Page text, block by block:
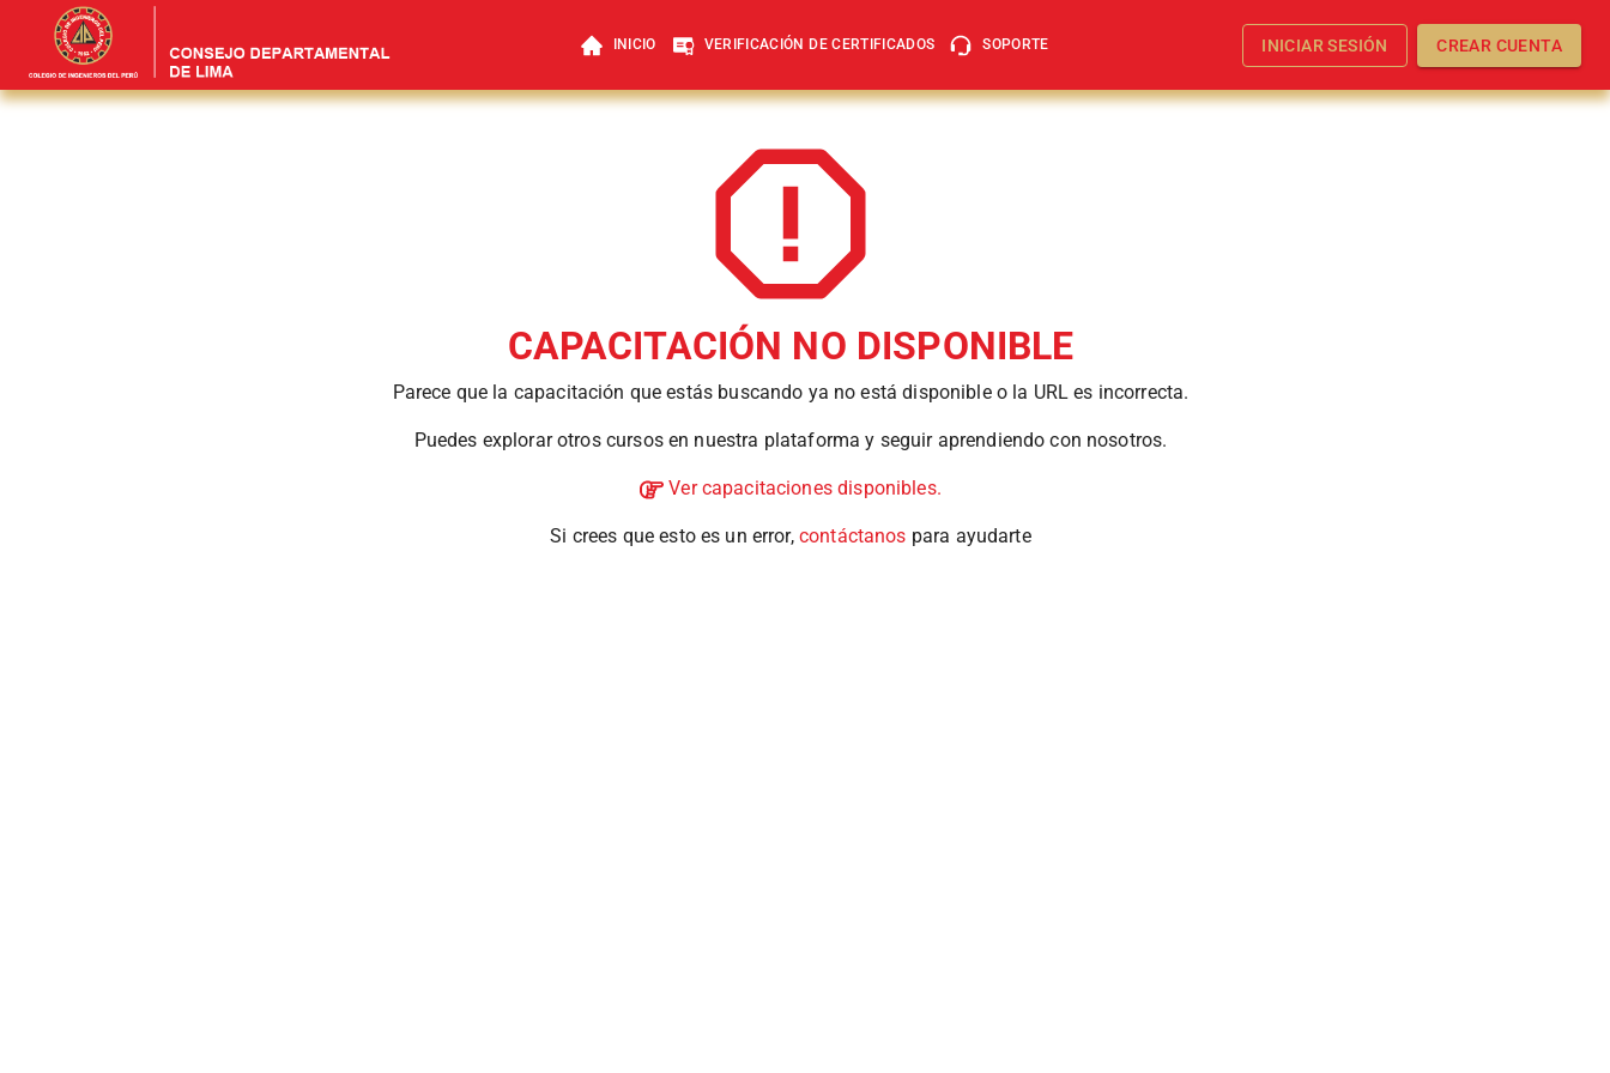
INICIO VERIFICACIÓN DE CERTIFICADOS SOPORTE INICIAR SESIÓN CREAR CUENTA
CAPACITACIÓN NO DISPONIBLE
Parece que la capacitación que estás buscando ya no está disponible o la URL es incorrecta.
Puedes explorar otros cursos en nuestra plataforma y seguir aprendiendo con nosotros.
Ver capacitaciones disponibles.
Si crees que esto es un error, contáctanos para ayudarte